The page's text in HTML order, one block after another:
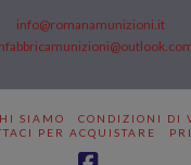
info@romanamunizioni.it
SIAMO
CONDIZIONI DI
PER ACQUISTARE